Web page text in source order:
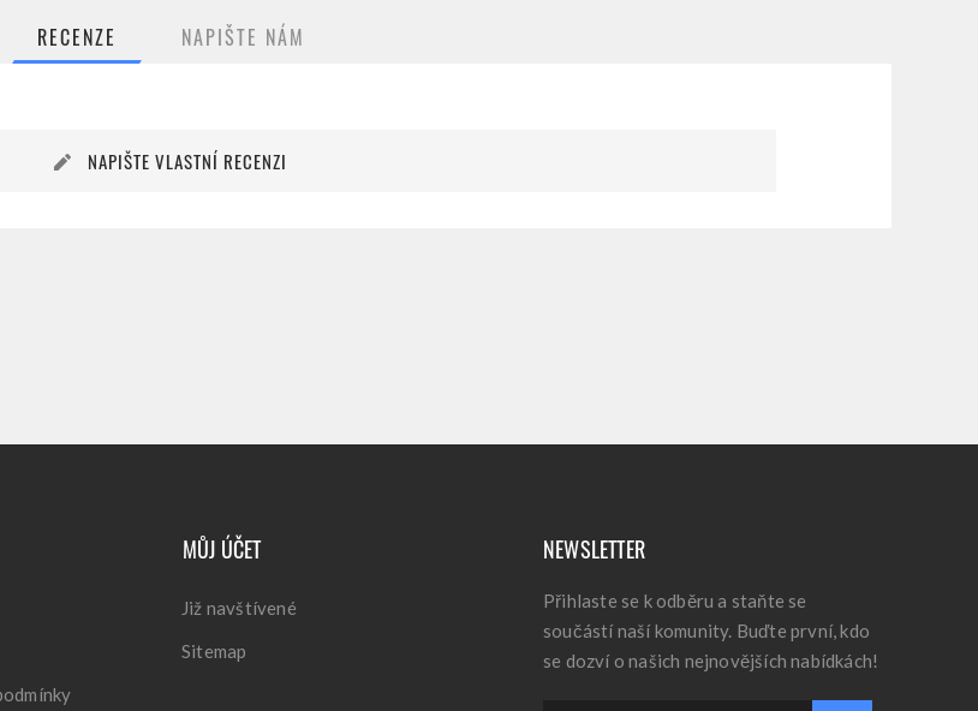
RECENZE NAPIŠTE NÁM
NAPIŠTE VLASTNÍ RECENZI
MŮJ ÚČET
Již navštívené
Sitemap
NEWSLETTER
Přihlaste se k odběru a staňte se
součástí naší komunity. Buďte první, kdo
se dozví o našich nejnovějších nabídkách!